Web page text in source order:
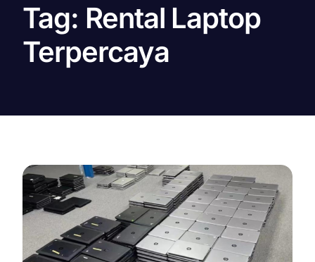
Tag: Rental Laptop
Terpercaya